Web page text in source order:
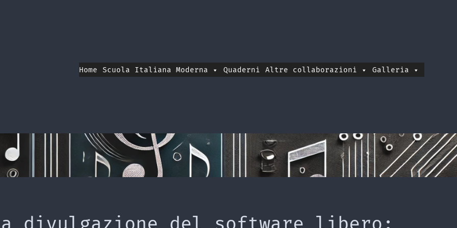
Home Scuola Italiana Moderna Quaderni Altre collaborazioni Galleria